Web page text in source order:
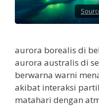
aurora borealis di
aurora australis di
berwarna warni
akibat interaksi
matahari dengan